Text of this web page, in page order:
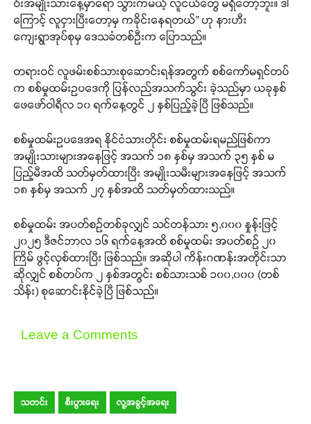
ဝ်းအမျိုးသားနေ့မှာရော သွားကမယ့် လူငယ်တွေ မရှိတော့ဘူး။ ဒါ
ကြောင့် လူငှားပြီးတော့မှ ကခိုင်းနေရတယ်” ဟု နားဟီး
ကျေးရွာအုပ်စုမှ ဒေသခံတစ်ဦးက ပြောသည်။
တရားဝင် လူဖမ်းစစ်သားစုဆောင်းရန်အတွက် စစ်ကော်မရှင်တပ်
က စစ်မှုထမ်းဥပဒေကို ပြန်လည်အသက်သွင်း ခဲ့သည်မှာ ယခုနှစ်
ဖေဖော်ဝါရီလ ၁၀ ရက်နေ့တွင် ၂ နှစ်ပြည့်ခဲ့ပြီ ဖြစ်သည်။
စစ်မှုထမ်းဥပဒေအရ နိုင်ငံသားတိုင်း စစ်မှုထမ်းရမည်ဖြစ်ကာ
အမျိုးသားများအနေဖြင့် အသက် ၁၈ နှစ်မှ အသက် ၃၅ နှစ် မ
ပြည့်မီအထိ သတ်မှတ်ထားပြီး အမျိုးသမီးများအနေဖြင့် အသက်
၁၈ နှစ်မှ အသက် ၂၇ နှစ်အထိ သတ်မှတ်ထားသည်။
စစ်မှုထမ်း အပတ်စဉ်တစ်ခုလျှင် သင်တန်သား ၅,၀၀၀ နှုန်းဖြင့်
၂၀၂၅ ဒီဇင်ဘာလ ၁၆ ရက်နေ့အထိ စစ်မှုထမ်း အပတ်စဉ် ၂၀
ကြိမ် ဖွင့်လှစ်ထားပြီး ဖြစ်သည်။ အဆိုပါ ကိန်းဂဏန်းအတိုင်းသာ
ဆိုလျှင် စစ်တပ်က ၂ နှစ်အတွင်း စစ်သားသစ် ၁၀၀,၀၀၀ (တစ်
သိန်း) စုဆောင်းနိုင်ခဲ့ပြီ ဖြစ်သည်။
Leave a Comments
သတင်း စီးပွားရေး လူ့အခွင့်အရေး